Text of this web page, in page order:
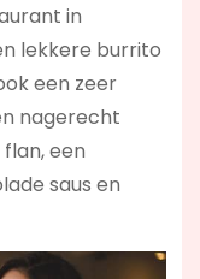
in
lekkere burrito
een zeer
nagerecht
een
saus en